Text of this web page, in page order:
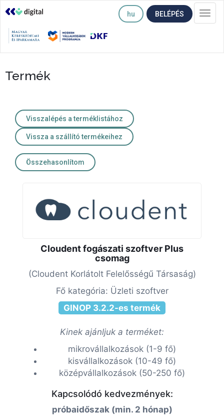
hu BELÉPÉS
Termék
Visszalépés a terméklistához
Vissza a szállító termékeihez
Összehasonlítom
Cloudent fogászati szoftver Plus
csomag
(Cloudent Korlátolt Felelősségű Társaság)
Fő kategória: Üzleti szoftver
GINOP 3.2.2-es termék
Kinek ajánljuk a terméket:
mikrovállalkozások (1-9 fő)
kisvállalkozások (10-49 fő)
középvállalkozások (50-250 fő)
Kapcsolódó kedvezmények:
próbaidőszak (min. 2 hónap)